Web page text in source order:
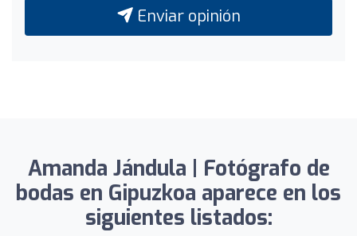
Enviar opinión
Amanda Jándula | Fotógrafo de
bodas en Gipuzkoa aparece en los
siguientes listados: